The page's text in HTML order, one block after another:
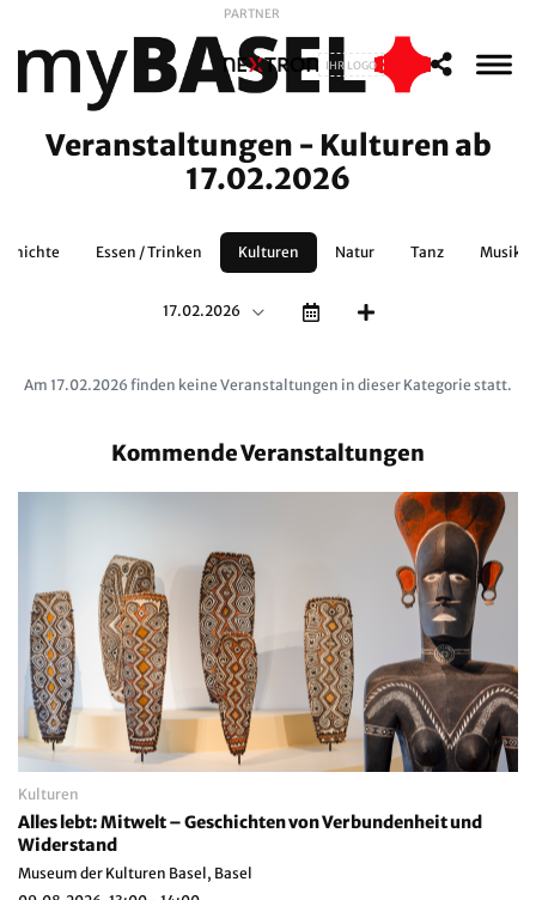
PARTNER
IHR LOGO
Veranstaltungen - Kulturen ab
17.02.2026
Essen / Trinken Kulturen Natur Tanz
17.02.2026
Am 17.02.2026 finden keine Veranstaltungen in dieser Kategorie statt.
Kommende Veranstaltungen
Kulturen
Alles lebt: Mitwelt – Geschichten von Verbundenheit und
Widerstand
Museum der Kulturen Basel, Basel